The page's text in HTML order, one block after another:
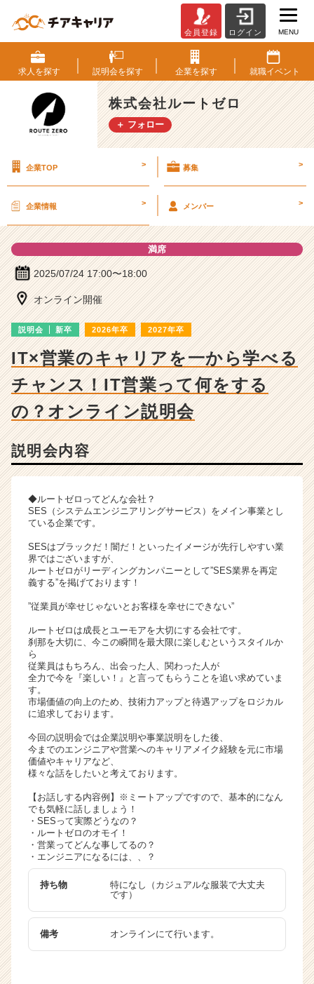
式
会
社
ル
ー
ト
説
詳
細
|
ベ
ー・
長
企
業
か
ら
ウ
ト
が
届
活
サ
イ
チ
ア
キ
リ
ア
（C
e
C
e
e
r）
会員登録 ログイン MENU
求人を探す 説明会を探す 企業を探す 就職イベント
株式会社ルートゼロ
＋ フォロー
企業TOP > 募集 >
企業情報 > メンバー >
満席
2025/07/24 17:00〜18:00
オンライン開催
説明会 新卒 2026年卒 2027年卒
IT×営業のキャリアを一から学べる
チャンス！IT営業って何をする
の？オンライン説明会
説明会内容
◆ルートゼロってどんな会社？
SES（システムエンジニアリングサービス）をメイン事業とし
ている企業です。
SESはブラックだ！闇だ！といったイメージが先行しやすい業
界ではございますが、
ルートゼロがリーディングカンパニーとして”SES業界を再定
義する”を掲げております！
”従業員が幸せじゃないとお客様を幸せにできない”
ルートゼロは成長とユーモアを大切にする会社です。
刹那を大切に、今この瞬間を最大限に楽しむというスタイルか
ら
従業員はもちろん、出会った人、関わった人が
全力で今を『楽しい！』と言ってもらうことを追い求めていま
す。
市場価値の向上のため、技術力アップと待遇アップをロジカル
に追求しております。
今回の説明会では企業説明や事業説明をした後、
今までのエンジニアや営業へのキャリアメイク経験を元に市場
価値やキャリアなど、
様々な話をしたいと考えております。
【お話しする内容例】※ミートアップですので、基本的になん
でも気軽に話しましょう！
・SESって実際どうなの？
・ルートゼロのオモイ！
・営業ってどんな事してるの？
・エンジニアになるには、、？
持ち物
特になし（カジュアルな服装で大丈夫
です）
備考 オンラインにて行います。